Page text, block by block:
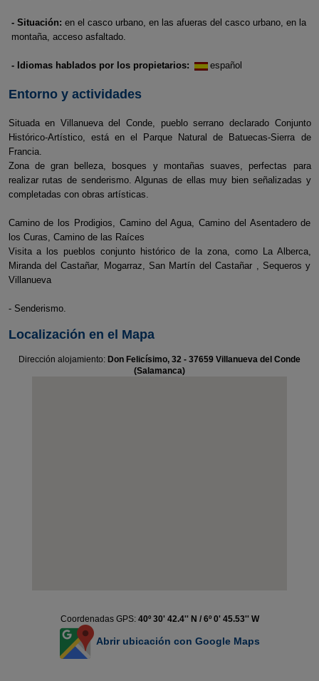
- Situación: en el casco urbano, en las afueras del casco urbano, en la
montaña, acceso asfaltado.
- Idiomas hablados por los propietarios: español
Entorno y actividades
Situada en Villanueva del Conde, pueblo serrano declarado Conjunto
Histórico-Artístico, está en el Parque Natural de Batuecas-Sierra de
Francia.
Zona de gran belleza, bosques y montañas suaves, perfectas para
realizar rutas de senderismo. Algunas de ellas muy bien señalizadas y
completadas con obras artísticas.
Camino de los Prodigios, Camino del Agua, Camino del Asentadero de
los Curas, Camino de las Raíces
Visita a los pueblos conjunto histórico de la zona, como La Alberca,
Miranda del Castañar, Mogarraz, San Martín del Castañar , Sequeros y
Villanueva
- Senderismo.
Localización en el Mapa
Dirección alojamiento: Don Felicísimo, 32 - 37659 Villanueva del Conde
(Salamanca)
Coordenadas GPS: 40º 30' 42.4'' N / 6º 0' 45.53'' W
Abrir ubicación con Google Maps